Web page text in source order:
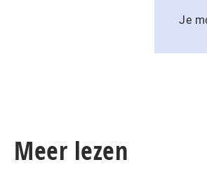
Je
Meer lezen